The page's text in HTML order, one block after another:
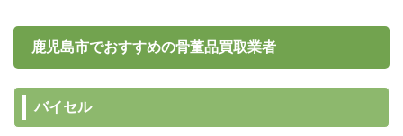
鹿児島市でおすすめの骨董品買取業者
バイセル